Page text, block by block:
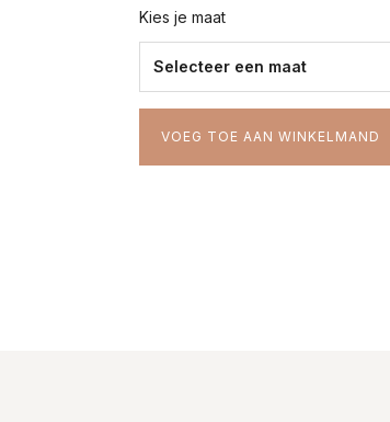
Kies je maat
VOEG TOE AAN WINKELMAND